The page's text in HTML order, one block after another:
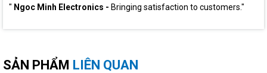
" Ngoc Minh Electronics - Bringing satisfaction to customers."
SẢN PHẨM LIÊN QUAN